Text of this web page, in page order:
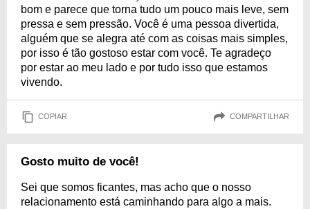
bom e parece que torna tudo um pouco mais leve, sem
pressa e sem pressão. Você é uma pessoa divertida,
alguém que se alegra até com as coisas mais simples,
por isso é tão gostoso estar com você. Te agradeço
por estar ao meu lado e por tudo isso que estamos
vivendo.
COPIAR COMPARTILHAR
Gosto muito de você!
Sei que somos ficantes, mas acho que o nosso
relacionamento está caminhando para algo a mais.